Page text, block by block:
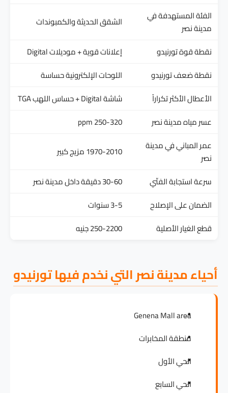
الفئة المستهدفة في
مدينة نصر
الشقق الحديثة والكمبوندات
نقطة قوة تورنيدو
إعلانات قوية + موديلات Digital
نقطة ضعف تورنيدو
اللوحات الإلكترونية حساسة
الأعطال الأكثر تكراراً
شاشة Digital + حساس اللهب TGA
عسر مياه مدينة نصر
250-320 ppm
عمر المباني في مدينة
نصر
1970-2010 مزيج كبير
سرعة استجابة الفنّي
30-60 دقيقة داخل مدينة نصر
الضمان على الإصلاح
3-5 سنوات
قطع الغيار الأصلية
250-2200 جنيه
أحياء مدينة نصر التي نخدم فيها تورنيدو
Genena Mall area
منطقة المخابرات
الحي الأول
الحي السابع